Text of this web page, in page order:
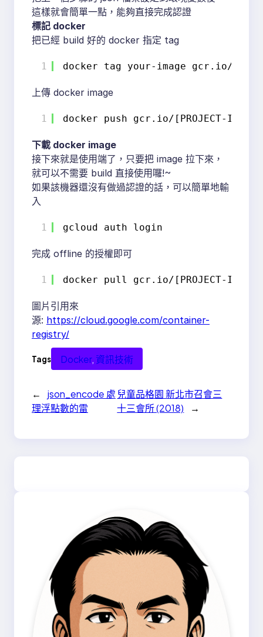
這樣就會簡單一點，能夠直接完成認證
標記 docker
把已經 build 好的 docker 指定 tag
1 docker tag your-image gcr.io/
上傳 docker image
1 docker push gcr.io/[PROJECT-ID]
下載 docker image
接下來就是使用端了，只要把 image 拉下來，
就可以不需要 build 直接使用囉!~
如果該機器還沒有做過認證的話，可以簡單地輸
入
1 gcloud auth login
完成 offline 的授權即可
1 docker pull gcr.io/[PROJECT-ID]
圖片引用來
源: https://cloud.google.com/container-
registry/
Tags Docker, 資訊技術
←
json_encode 處
理浮點數的雷
兒童品格園 新北市召會三
十三會所 (2018)
→